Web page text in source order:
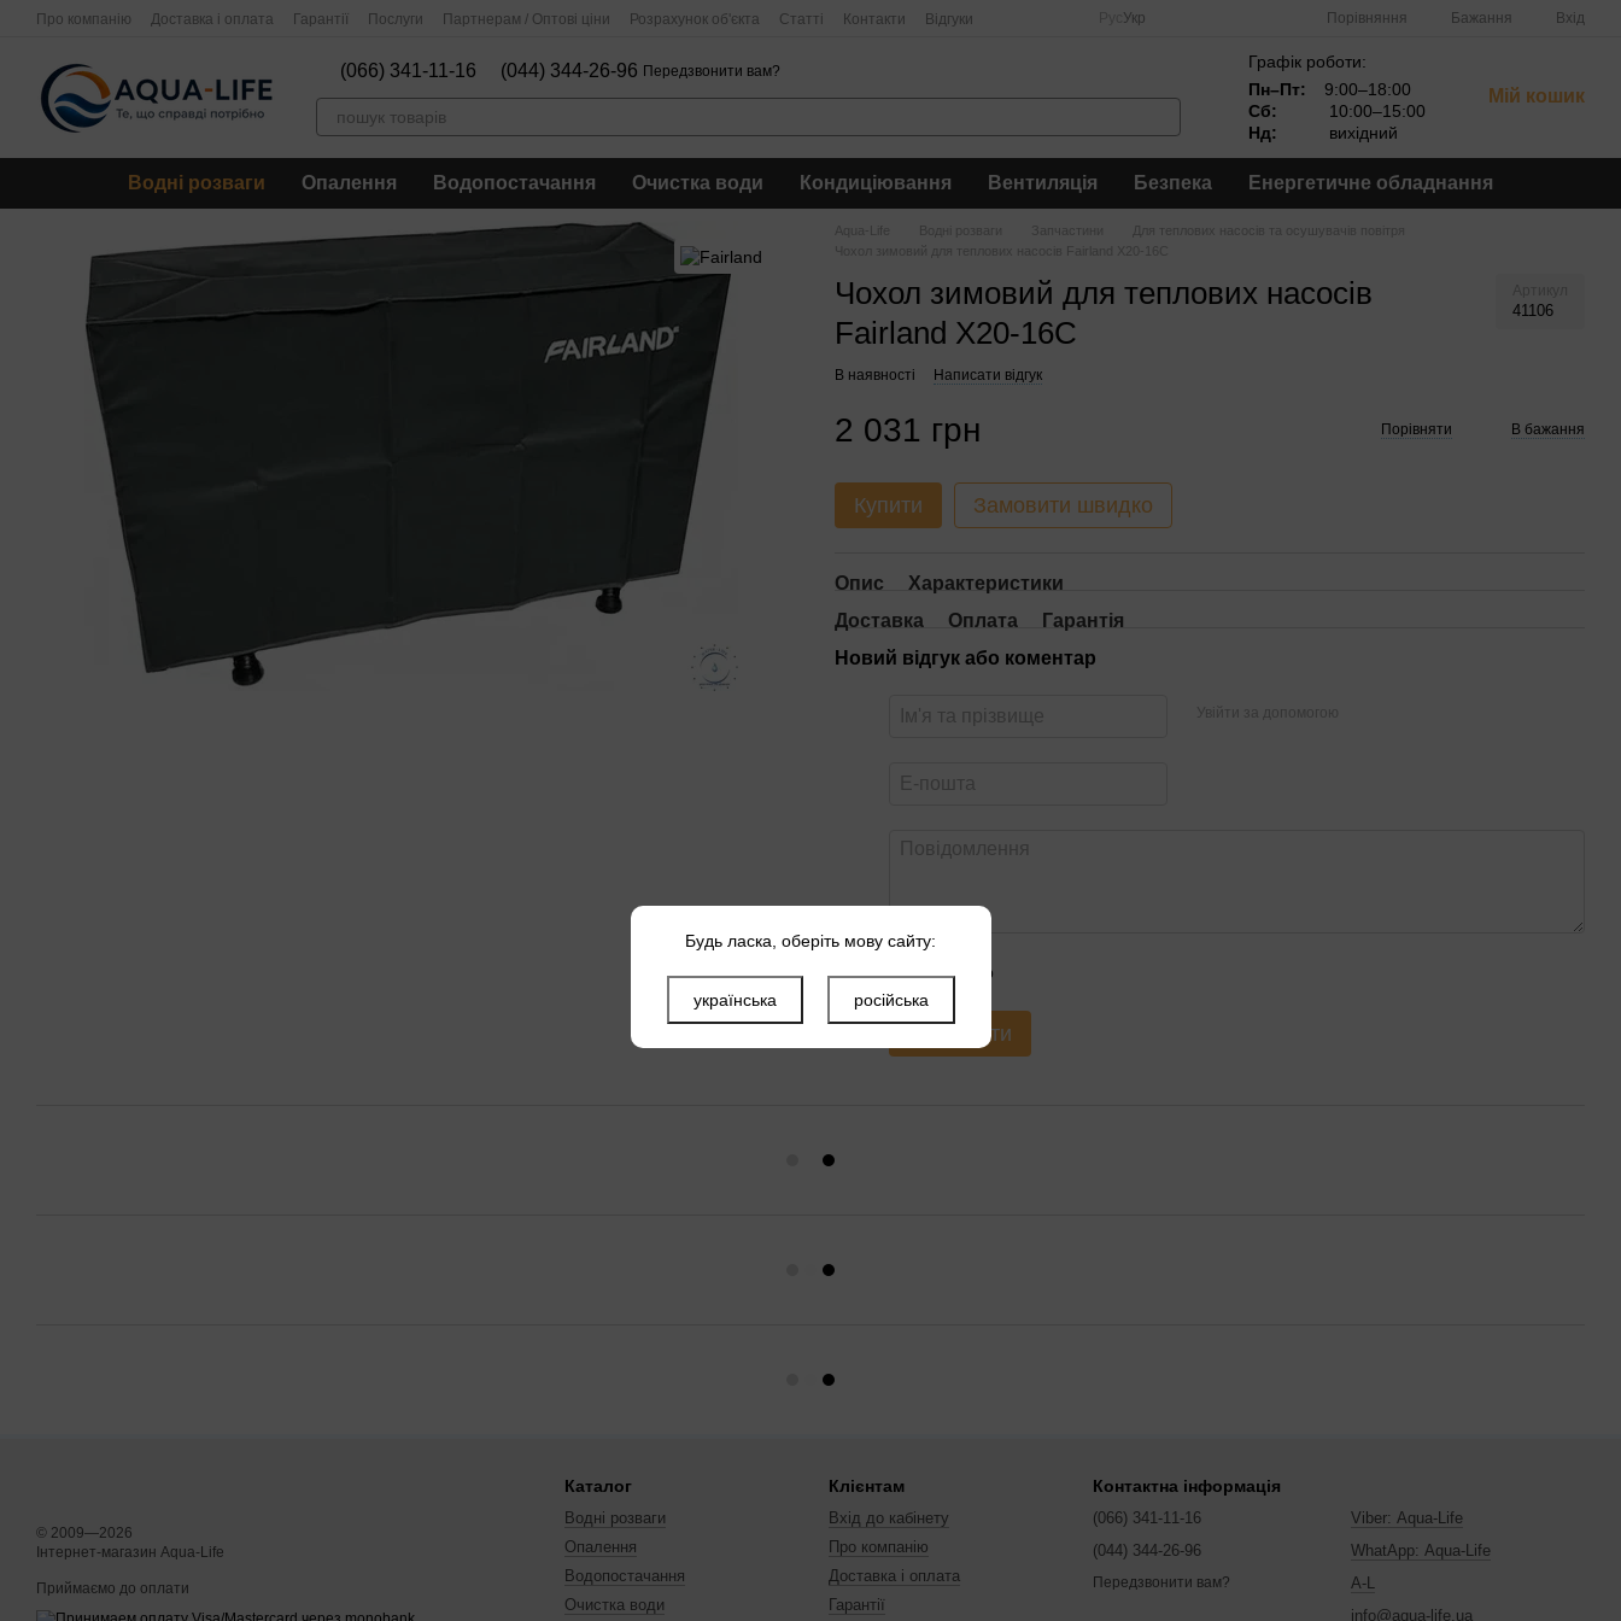
Перейти до основного контенту
Про компанію Доставка і оплата Гарантії Послуги Партнерам / Оптові ціни Розрахунок об'єкта Статті Контакти Відгуки Укр Порівняння Бажання Вхід
(066) 341-11-16 (044) 344-26-96 Передзвонити вам?
Графік роботи:
Пн–Пт:
9:00–18:00
Сб:
10:00–15:00
Нд:
вихідний
Мій кошик
Водні розваги Опалення Водопостачання Очистка води Кондиціювання Вентиляція Безпека Енергетичне обладнання
Aqua-Life Водні розваги Запчастини
Для теплових насосів та осушувачів повітря
Чохол зимовий для теплових насосів Fairland X20-16C
Чохол зимовий для теплових насосів
Fairland X20-16C
41106
В наявності Написати відгук
2 031 грн Порівняти В бажання
Купити Замовити швидко
Опис
Характеристики
Доставка
Оплата
Гарантія
Новий відгук або коментар
Увійти за допомогою
Оцініть товар
Надіслати
© 2009—2026
Інтернет-магазин Aqua-Life
Приймаємо до оплати
Каталог
Водні розваги
Опалення
Водопостачання
Очистка води
Клієнтам
Вхід до кабінету
Про компанію
Доставка і оплата
Гарантії
Контактна інформація
(066) 341-11-16
(044) 344-26-96
Передзвонити вам?
Viber: Aqua-Life
WhatApp: Aqua-Life
A-L
info@aqua-life.ua
Будь ласка, оберіть мову сайту:
українська російська